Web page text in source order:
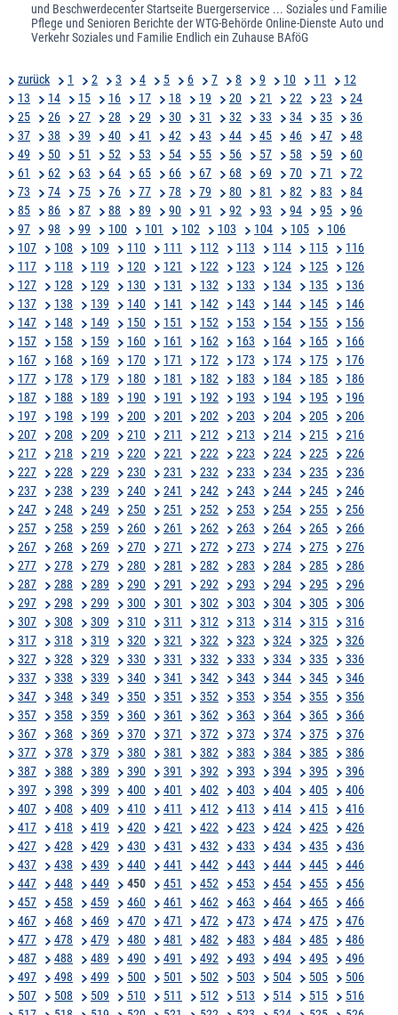
und Beschwerdecenter Startseite Buergerservice ... Soziales und Familie
Pflege und Senioren Berichte der WTG-Behörde Online-Dienste Auto und
Verkehr Soziales und Familie Endlich ein Zuhause BAföG
zurück 1 2 3 4 5 6 7 8 9 10 11
12
13
14 15 16 17 18 19 20 21 22 23
24
25
26 27 28 29 30 31 32 33 34 35
36
37
38 39 40 41 42 43 44 45 46 47
48
49
50 51 52 53 54 55 56 57 58 59
60
61
62 63 64 65 66 67 68 69 70 71
72
73
74 75 76 77 78 79 80 81 82 83
84
85
86 87 88 89 90 91 92 93 94 95
96
97
98 99 100 101 102 103 104 105
106
107
108 109 110 111 112 113 114 115
116
117
118 119 120 121 122 123 124 125
126
127
128 129 130 131 132 133 134 135
136
137
138 139 140 141 142 143 144 145
146
147
148 149 150 151 152 153 154 155
156
157
158 159 160 161 162 163 164 165
166
167
168 169 170 171 172 173 174 175
176
177
178 179 180 181 182 183 184 185
186
187
188 189 190 191 192 193 194 195
196
197
198 199 200 201 202 203 204 205
206
207
208 209 210 211 212 213 214 215
216
217
218 219 220 221 222 223 224 225
226
227
228 229 230 231 232 233 234 235
236
237
238 239 240 241 242 243 244 245
246
247
248 249 250 251 252 253 254 255
256
257
258 259 260 261 262 263 264 265
266
267
268 269 270 271 272 273 274 275
276
277
278 279 280 281 282 283 284 285
286
287
288 289 290 291 292 293 294 295
296
297
298 299 300 301 302 303 304 305
306
307
308 309 310 311 312 313 314 315
316
317
318 319 320 321 322 323 324 325
326
327
328 329 330 331 332 333 334 335
336
337
338 339 340 341 342 343 344 345
346
347
348 349 350 351 352 353 354 355
356
357
358 359 360 361 362 363 364 365
366
367
368 369 370 371 372 373 374 375
376
377
378 379 380 381 382 383 384 385
386
387
388 389 390 391 392 393 394 395
396
397
398 399 400 401 402 403 404 405
406
407
408 409 410 411 412 413 414 415
416
417
418 419 420 421 422 423 424 425
426
427
428 429 430 431 432 433 434 435
436
437
438 439 440 441 442 443 444 445
446
447
448 449 450 451 452 453 454 455
456
457
458 459 460 461 462 463 464 465
466
467
468 469 470 471 472 473 474 475
476
477
478 479 480 481 482 483 484 485
486
487
488 489 490 491 492 493 494 495
496
497
498 499 500 501 502 503 504 505
506
507
508 509 510 511 512 513 514 515
516